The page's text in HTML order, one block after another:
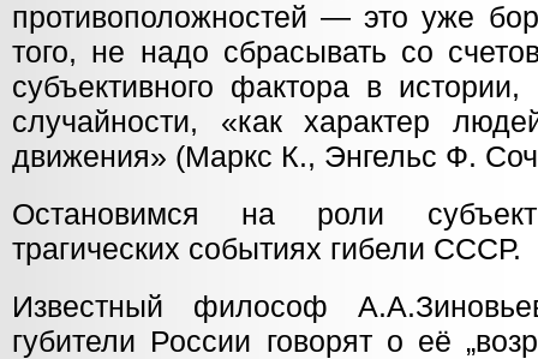
противоположностей — это уже
того, не надо сбрасывать со
субъективного фактора в
случайности, «как характер
движения» (Маркс К., Энгельс Ф.
Остановимся на роли
трагических событиях гибели СССР.
Известный философ
губители России говорят о её